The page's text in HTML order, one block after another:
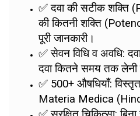
✅ दवा की सटीक शक्ति
की कितनी शक्ति
पूरी जानकारी।
✅ सेवन विधि व अवधि:
दवा कितने समय तक लेनी
✅ 500+ औषधियाँ:
Materia Medica